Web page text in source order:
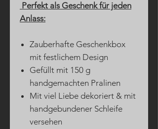
Perfekt als Geschenk für jeden
Anlass:
Zauberhafte Geschenkbox
mit festlichem Design
Gefüllt mit 150 g
handgemachten Pralinen
Mit viel Liebe dekoriert & mit
handgebundener Schleife
versehen